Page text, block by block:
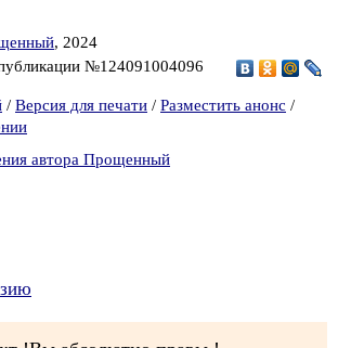
, 2024
№124091004096
/ Версия для печати / Разместить анонс /
автора Прощенный